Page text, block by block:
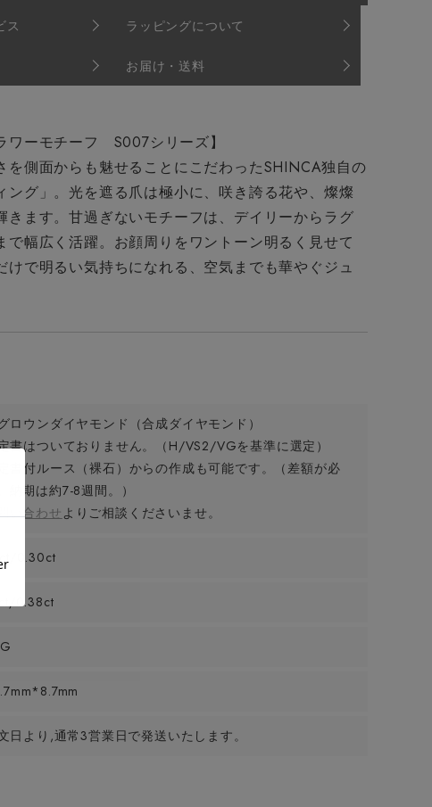
ス ラッピングについて
お届け・送料
ワーモチーフ S007シリーズ】
を側面からも魅せることにこだわったSHINCA独自の
ング」。光を遮る爪は極小に、咲き誇る花や、燦燦
きます。甘過ぎないモチーフは、デイリーからラグ
で幅広く活躍。お顔周りをワントーン明るく見せて
けで明るい気持ちになれる、空気までも華やぐジュ
ロウンダイヤモンド（合成ダイヤモンド）
書はついておりません。（H/VS2/VGを基準に選定）
書付ルース（裸石）からの作成も可能です。（差額が必
。納期は約7-8週間。）
い合わせ よりご相談くださいませ。
0.30ct
0.38ct
日より,通常3営業日で発送いたします。